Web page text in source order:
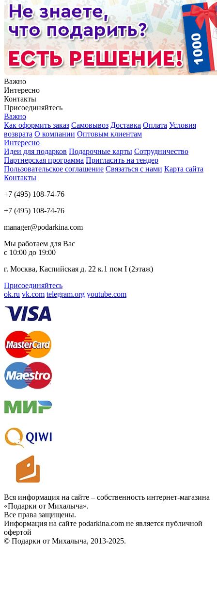
Важно
Интересно
Контакты
Присоединяйтесь
Важно
Как оформить заказ Самовывоз Доставка Оплата Условия
возврата О компании Оптовым клиентам
Интересно
Идеи для подарков Подарочные карты Сотрудничество
Партнерская программа Пригласить на тендер
Пользовательское соглашение Связаться с нами Карта сайта
Контакты
+7 (495) 108-74-76
+7 (495) 108-74-76
manager@podarkina.com
Мы работаем для Вас
с 10:00 до 19:00
г. Москва, Каспийская д. 22 к.1 пом I (2этаж)
Присоединяйтесь
ok.ru vk.com telegram.org youtube.com
Вся информация на сайте – собственность интернет-магазина
«Подарки от Михалыча».
Все права защищены.
Информация на сайте podarkina.com не является публичной
офертой
© Подарки от Михалыча, 2013-2025.